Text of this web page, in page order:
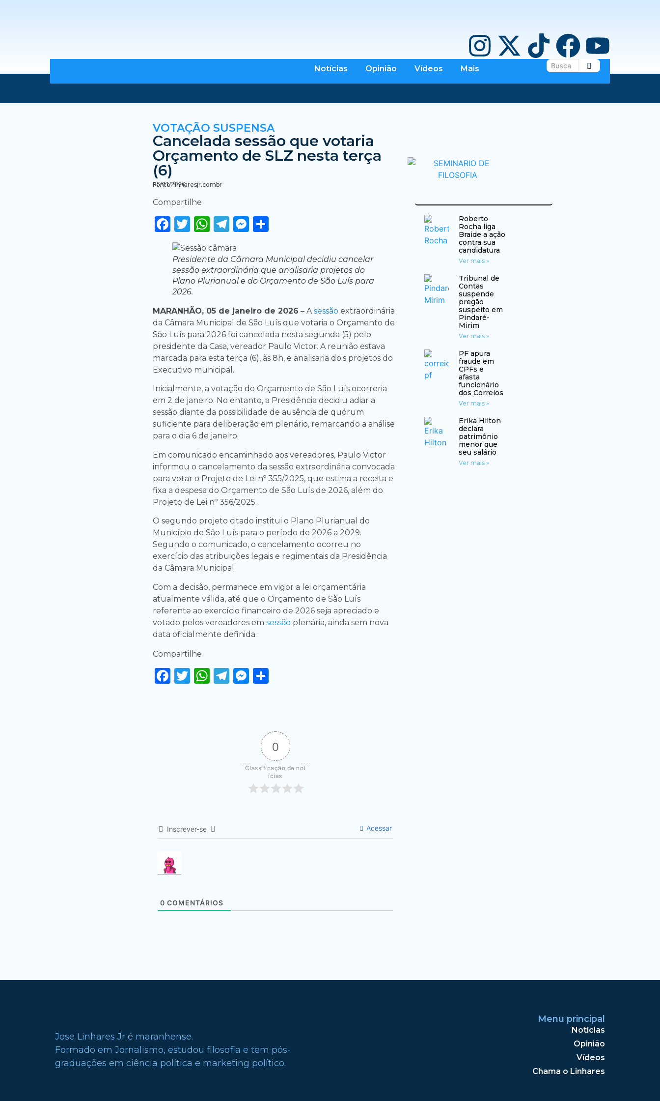
Notícias Opinião Vídeos Mais
VOTAÇÃO SUSPENSA
Cancelada sessão que votaria
Orçamento de SLZ nesta terça
(6)
Fonte: linharesjr.combr
05/01/2026
Compartilhe
Facebook
Twitter
WhatsApp
Telegram
Messenger
Presidente da Câmara Municipal decidiu cancelar
sessão extraordinária que analisaria projetos do
Plano Plurianual e do Orçamento de São Luís para
2026.
MARANHÃO, 05 de janeiro de 2026 – Asessão extraordinária
da Câmara Municipal de São Luís que votaria o Orçamento de
São Luís para 2026 foi cancelada nesta segunda (5) pelo
presidente da Casa, vereador Paulo Victor. A reunião estava
marcada para esta terça (6), às 8h, e analisaria dois projetos do
Executivo municipal.
Inicialmente, a votação do Orçamento de São Luís ocorreria
em 2 de janeiro. No entanto, a Presidência decidiu adiar a
sessão diante da possibilidade de ausência de quórum
suficiente para deliberação em plenário, remarcando a análise
para o dia 6 de janeiro.
Em comunicado encaminhado aos vereadores, Paulo Victor
informou o cancelamento da sessão extraordinária convocada
para votar o Projeto de Lei nº 355/2025, que estima a receita e
fixa a despesa do Orçamento de São Luís de 2026, além do
Projeto de Lei nº 356/2025.
O segundo projeto citado institui o Plano Plurianual do
Município de São Luís para o período de 2026 a 2029.
Segundo o comunicado, o cancelamento ocorreu no
exercício das atribuições legais e regimentais da Presidência
da Câmara Municipal.
Com a decisão, permanece em vigor a lei orçamentária
atualmente válida, até que o Orçamento de São Luís
referente ao exercício financeiro de 2026 seja apreciado e
votado pelos vereadores em sessão plenária, ainda sem nova
data oficialmente definida.
Compartilhe
Facebook
Twitter
WhatsApp
Telegram
Messenger
0
Classificação da not
ícias
Inscrever-se Acessar
0 COMENTÁRIOS
Roberto
Rocha liga
Braide a ação
contra sua
candidatura
Ver mais »
Tribunal de
Contas
suspende
pregão
suspeito em
Pindaré-
Mirim
Ver mais »
PF apura
fraude em
CPFs e
afasta
funcionário
dos Correios
Ver mais »
Erika Hilton
declara
patrimônio
menor que
seu salário
Ver mais »
Jose Linhares Jr é maranhense.
Formado em Jornalismo, estudou filosofia e tem pós-
graduações em ciência política e marketing político.
Menu principal
Notícias
Opinião
Vídeos
Chama o Linhares